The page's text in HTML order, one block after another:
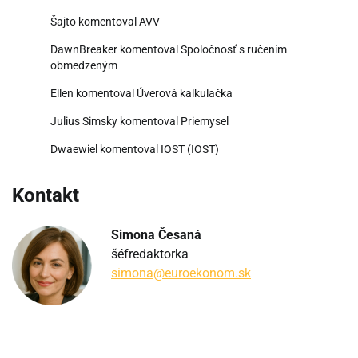
Šajto komentoval AVV
DawnBreaker komentoval Spoločnosť s ručením
obmedzeným
Ellen komentoval Úverová kalkulačka
Julius Simsky komentoval Priemysel
Dwaewiel komentoval IOST (IOST)
Kontakt
Simona Česaná
šéfredaktorka
simona@euroekonom.sk